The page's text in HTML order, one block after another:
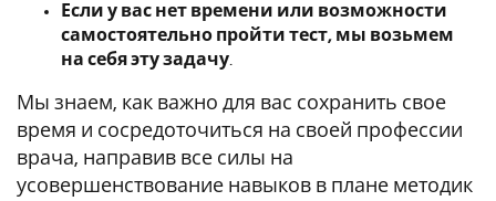
Если у вас нет времени или возможности
самостоятельно пройти тест, мы возьмем
на себя эту задачу
Мы знаем, как важно для вас сохранить свое
время и сосредоточиться на своей профессии
врача, направив все силы на
усовершенствование навыков в плане методик